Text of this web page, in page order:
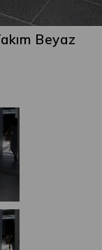
Beyaz